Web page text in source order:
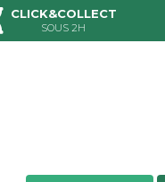
CLICK&COLLECT
SOUS 2H